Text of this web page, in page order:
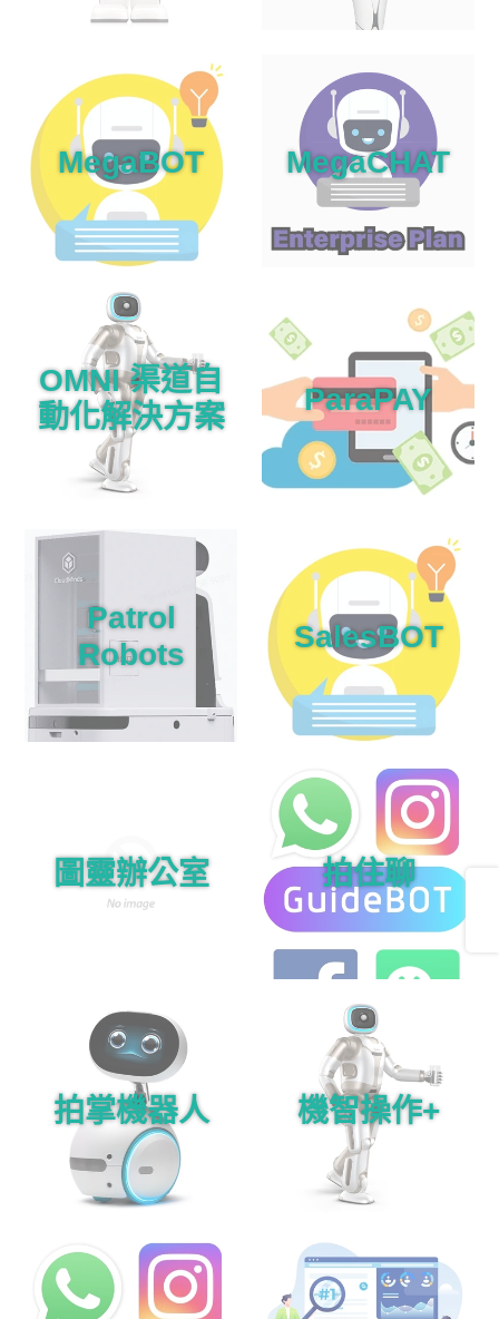
MegaBOT MegaCHAT
OMNI 渠道自
動化解決方案
ParaPAY
Patrol
Robots
SalesBOT
圖靈辦公室 拍住聊
拍掌機器人 機智操作+